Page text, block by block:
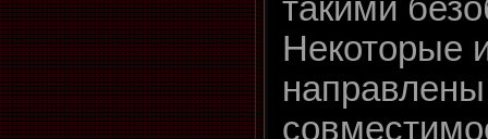
такими
Некоторые